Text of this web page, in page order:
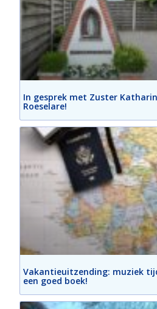
In gesprek met Zuster
Roeselare!
Vakantieuitzending: muziek
een goed boek!